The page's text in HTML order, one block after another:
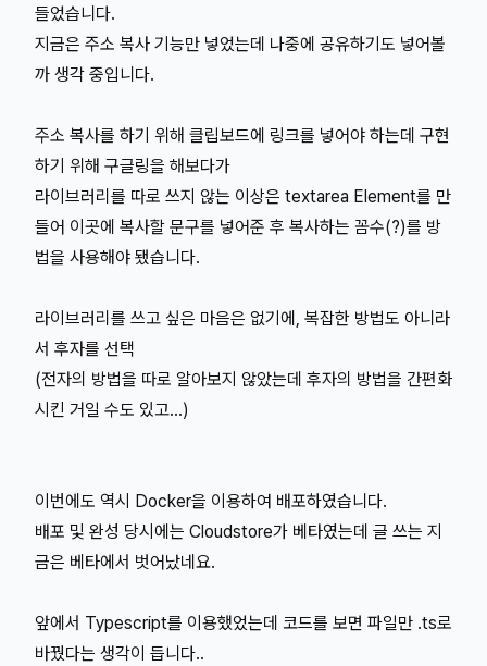
들었습니다.
지금은 주소 복사 기능만 넣었는데 나중에 공유하기도 넣어볼
까 생각 중입니다.
주소 복사를 하기 위해 클립보드에 링크를 넣어야 하는데 구현
하기 위해 구글링을 해보다가
라이브러리를 따로 쓰지 않는 이상은 textarea Element를 만
들어 이곳에 복사할 문구를 넣어준 후 복사하는 꼼수(?)를 방
법을 사용해야 됐습니다.
라이브러리를 쓰고 싶은 마음은 없기에, 복잡한 방법도 아니라
서 후자를 선택
(전자의 방법을 따로 알아보지 않았는데 후자의 방법을 간편화
시킨 거일 수도 있고...)
이번에도 역시 Docker을 이용하여 배포하였습니다.
배포 및 완성 당시에는 Cloudstore가 베타였는데 글 쓰는 지
금은 베타에서 벗어났네요.
앞에서 Typescript를 이용했었는데 코드를 보면 파일만 .ts로
바꿨다는 생각이 듭니다..